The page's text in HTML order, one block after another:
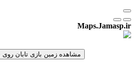
Maps.Jamasp.ir